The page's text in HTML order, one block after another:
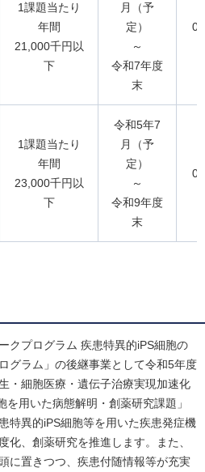
1課題当たり
年間
21,000千円以
下
月（予
定）
～
令和7年度
末
0
1課題当たり
年間
23,000千円以
下
令和5年7
月（予
定）
～
令和9年度
末
0
クプログラム 疾患特異的iPS細胞の
グラム」の後継事業として令和5年度
・細胞医療・遺伝子治療実現加速化
用いた病態解明・創薬研究課題」
特異的iPS細胞等を用いた疾患発症機
化、創薬研究を推進します。また、
に置きつつ、疾患付随情報等が充実